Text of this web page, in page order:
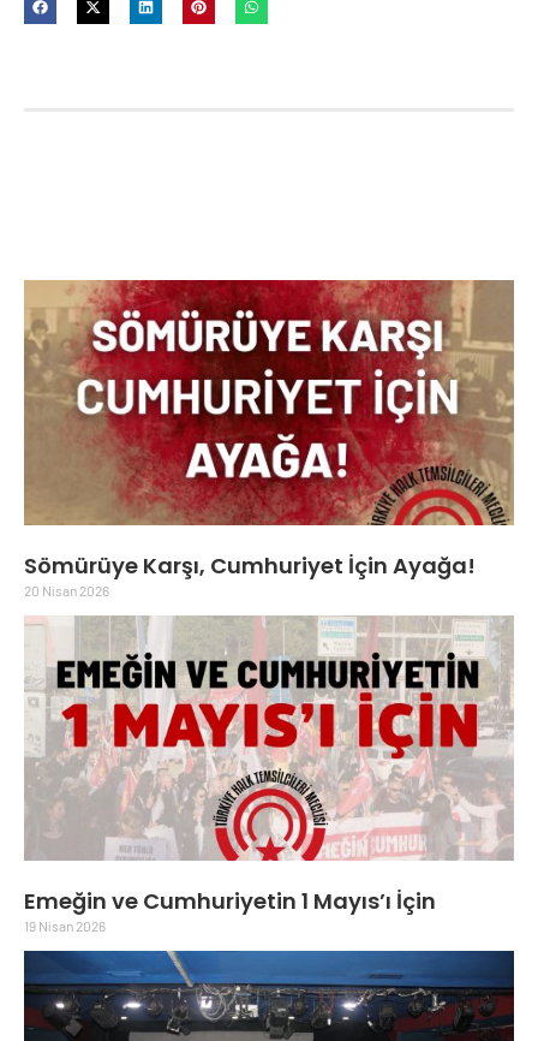
Sömürüye Karşı, Cumhuriyet İçin Ayağa!
20 Nisan 2026
Emeğin ve Cumhuriyetin 1 Mayıs’ı İçin
19 Nisan 2026